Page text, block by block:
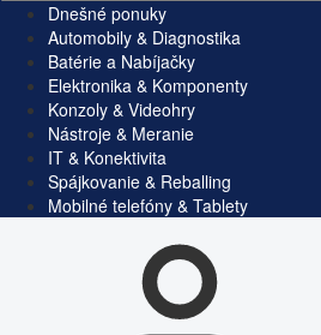
Dnešné ponuky
Automobily & Diagnostika
Batérie a Nabíjačky
Elektronika & Komponenty
Konzoly & Videohry
Nástroje & Meranie
IT & Konektivita
Spájkovanie & Reballing
Mobilné telefóny & Tablety